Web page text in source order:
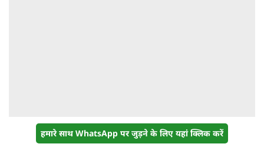
हमारे साथ WhatsApp पर जुड़ने के लिए यहां क्लिक करें